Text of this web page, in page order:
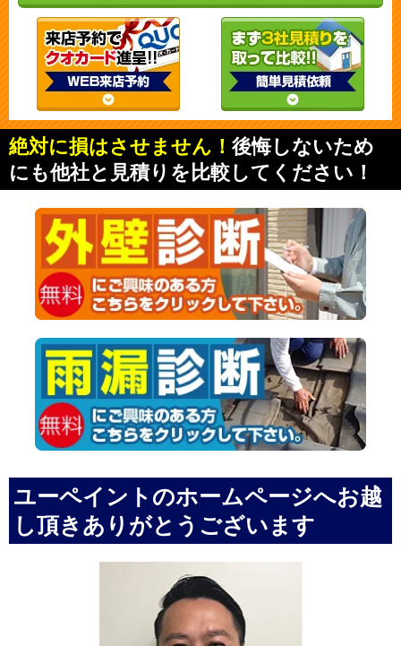
絶対に損はさせません！ 後悔しないため
にも他社と見積りを比較してください！
ユーペイントのホームページへお越
し頂きありがとうございます